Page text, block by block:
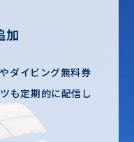
加
ダイビング無料券
も定期的に配信し